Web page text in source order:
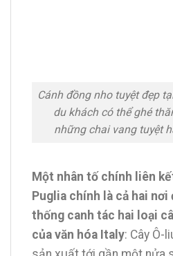
Cánh đồng nho tuyệt đẹp
du khách có thể ghé
những chai vang tuyệt
Một nhân tố chính liên
Puglia chính là cả hai
thống canh tác hai loại
của văn hóa Italy: Cây Ô-